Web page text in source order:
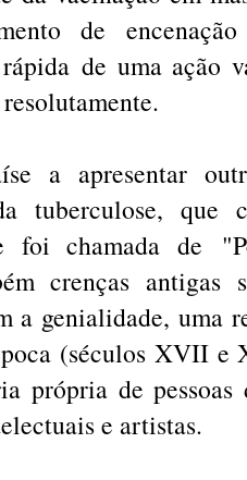
de
rápida de uma ação
a apresentar
tuberculose, que
foi chamada de
crenças antigas
a genialidade, uma
(séculos XVII e
própria de
e artistas.